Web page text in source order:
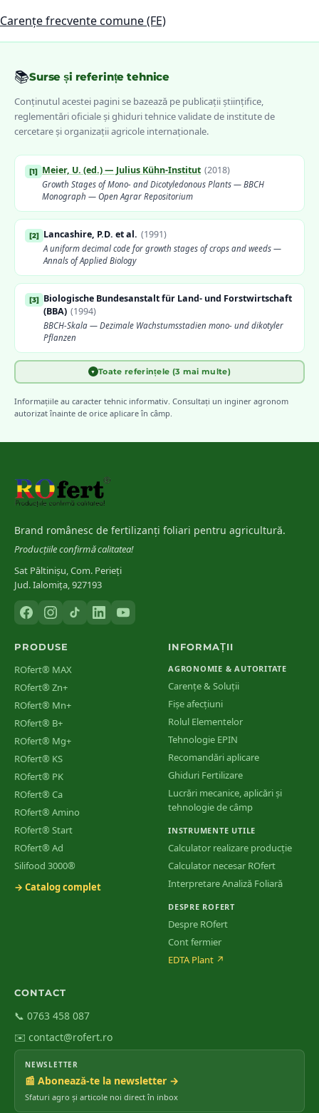
Carențe frecvente comune (FE)
📚Surse și referințe tehnice
Conținutul acestei pagini se bazează pe publicații științifice,
reglementări oficiale și ghiduri tehnice validate de institute de
cercetare și organizații agricole internaționale.
[1] Meier, U. (ed.) — Julius Kühn-Institut (2018)
Growth Stages of Mono- and Dicotyledonous Plants — BBCH
Monograph — Open Agrar Repositorium
[2] Lancashire, P.D. et al. (1991)
A uniform decimal code for growth stages of crops and weeds —
Annals of Applied Biology
[3] Biologische Bundesanstalt für Land- und Forstwirtschaft
(BBA) (1994)
BBCH-Skala — Dezimale Wachstumsstadien mono- und dikotyler
Pflanzen
Weber, E. & Bleiholder, H. (1990 )
Organization
[6] INCDA Fundulea
din România
▼ Toate referințele (3 mai multe)
Informațiile au caracter tehnic informativ. Consultați un inginer agronom
autorizat înainte de orice aplicare în câmp.
Brand românesc de fertilizanți foliari pentru agricultură.
Producțiile confirmă calitatea!
Sat Păltinișu, Com. Perieți
Jud. Ialomița, 927193
PRODUSE
ROfert® MAX
ROfert® Zn+
ROfert® Mn+
ROfert® B+
ROfert® Mg+
ROfert® KS
ROfert® PK
ROfert® Ca
ROfert® Amino
ROfert® Start
ROfert® Ad
Silifood 3000®
→ Catalog complet
INFORMAȚII
AGRONOMIE & AUTORITATE
Carențe & Soluții
Fișe afecțiuni
Rolul Elementelor
Tehnologie EPIN
Recomandări aplicare
Ghiduri Fertilizare
Lucrări mecanice, aplicări și
tehnologie de câmp
INSTRUMENTE UTILE
Calculator realizare producție
Calculator necesar ROfert
Interpretare Analiză Foliară
DESPRE ROFERT
Despre ROfert
Cont fermier
EDTA Plant ↗
CONTACT
📞 0763 458 087
✉️ contact@rofert.ro
NEWSLETTER
📰 Abonează-te la newsletter →
Sfaturi agro și articole noi direct în inbox